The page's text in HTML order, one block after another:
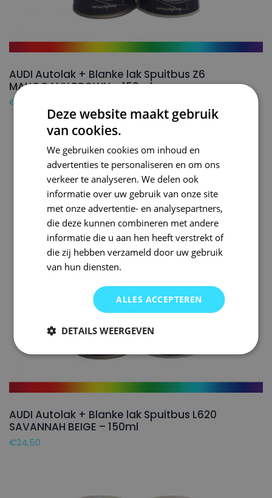
AUDI Autolak + Blanke lak Spuitbus Z6
MAHOGANY BROWN – 150ml
€
AUDI Autolak + Blanke lak Spuitbus L620
SAVANNAH BEIGE – 150ml
€24,50
Deze website maakt gebruik
van cookies.
We gebruiken cookies om inhoud en
advertenties te personaliseren en om ons
verkeer te analyseren. We delen ook
informatie over uw gebruik van onze site
met onze advertentie- en analysepartners,
die deze kunnen combineren met andere
informatie die u aan hen heeft verstrekt of
die zij hebben verzameld door uw gebruik
van hun diensten.
ALLES ACCEPTEREN
DETAILS WEERGEVEN